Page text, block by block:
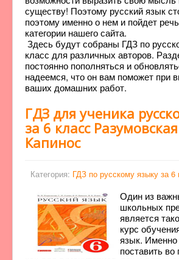
существу! Поэтому русский язык
поэтому именно о нем и пойдет
категории нашего сайта.
Здесь будут собраны ГДЗ по
класс для различных авторов.
постоянно пополняться и
надеемся, что он вам поможет при
ваших домашних работ.
ГДЗ для ученика
за 6 класс
Капинос
Категория: ГДЗ по русскому языку за 6
Один из
школьных
является
курс
язык. Именно
поставить во